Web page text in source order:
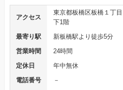
アクセス
東京都板橋区板橋１丁
下1階
最寄り駅
新板橋駅より徒歩5分
営業時間
24時間
定休日
年中無休
電話番号
－